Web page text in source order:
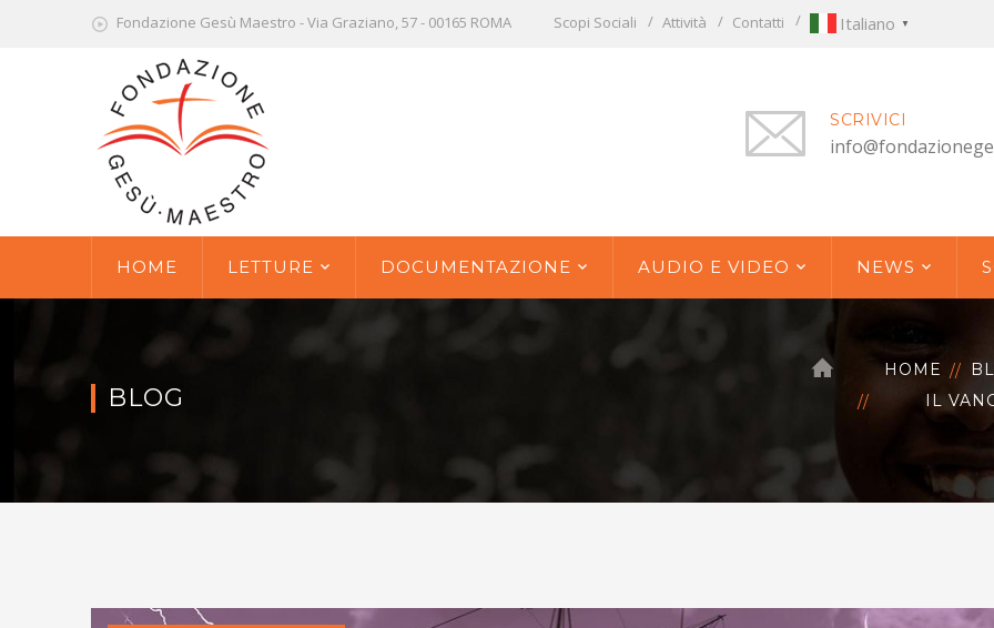
Fondazione Gesù Maestro - Via Graziano, 57 - 00165 ROMA Scopi Sociali Attività Contatti Italiano ▼
SCRIVICI
HOME LETTURE DOCUMENTAZIONE AUDIO E VIDEO NEWS
BLOG
HOME
IL